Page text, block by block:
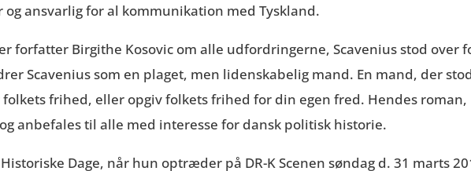
ansvarlig for al kommunikation med Tyskland.
forfatter Birgithe Kosovic om alle udfordringerne, Scavenius stod over
Scavenius som en plaget, men lidenskabelig mand. En mand, der
frihed, eller opgiv folkets frihed for din egen fred. Hendes roman,
anbefales til alle med interesse for dansk politisk historie.
Dage, når hun optræder på DR-K Scenen søndag d. 31 marts